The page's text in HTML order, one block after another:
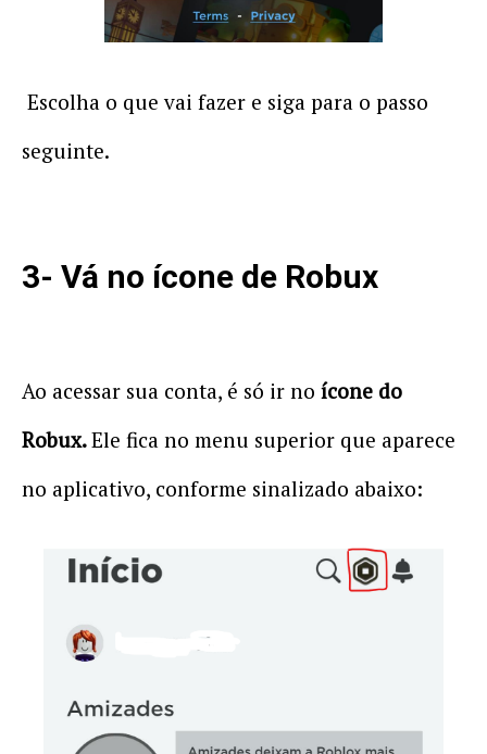
Escolha o que vai fazer e siga para o passo
seguinte.
3- Vá no ícone de Robux
Ao acessar sua conta, é só ir no ícone do
Robux.Ele fica no menu superior que aparece
no aplicativo, conforme sinalizado abaixo: